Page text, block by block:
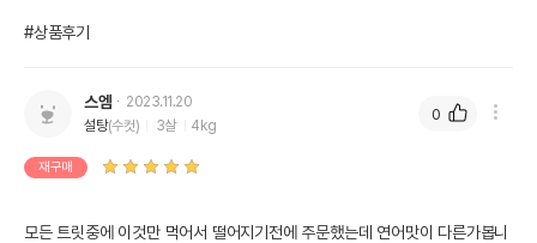
#상품후기
스엠
2023.11.20
설탕(수컷) 3살 4kg
재구매
모든 트릿중에 이것만 먹어서 떨어지기전에 주문했는데 연어맛이 다른가봅니
0